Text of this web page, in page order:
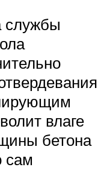
службы
влаге
бетона
сам